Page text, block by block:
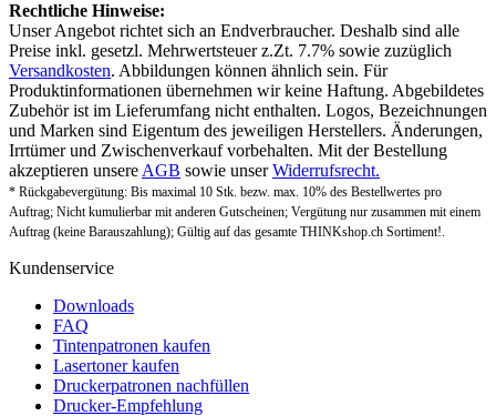
Rechtliche Hinweise:
Unser Angebot richtet sich an Endverbraucher. Deshalb sind alle
Preise inkl. gesetzl. Mehrwertsteuer z.Zt. 7.7% sowie zuzüglich
Versandkosten. Abbildungen können ähnlich sein. Für
Produktinformationen übernehmen wir keine Haftung. Abgebildetes
Zubehör ist im Lieferumfang nicht enthalten. Logos, Bezeichnungen
und Marken sind Eigentum des jeweiligen Herstellers. Änderungen,
Irrtümer und Zwischenverkauf vorbehalten. Mit der Bestellung
akzeptieren unsere AGB sowie unserWiderrufsrecht.
* Rückgabevergütung: Bis maximal 10 Stk. bezw. max. 10% des Bestellwertes pro
Auftrag; Nicht kumulierbar mit anderen Gutscheinen; Vergütung nur zusammen mit einem
Auftrag (keine Barauszahlung); Gültig auf das gesamte THINKshop.ch Sortiment!.
Kundenservice
Downloads
FAQ
Tintenpatronen kaufen
Lasertoner kaufen
Druckerpatronen nachfüllen
Drucker-Empfehlung